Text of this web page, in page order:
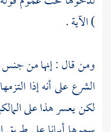
) الآية .
ومن قال : إنها من
الشرع على أنه إذا
لكن يعسر هذا على